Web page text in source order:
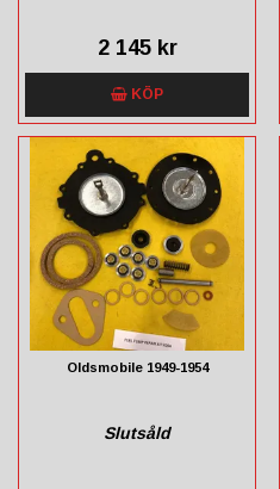
2 145 kr
KÖP
Oldsmobile 1949-1954
Slutsåld